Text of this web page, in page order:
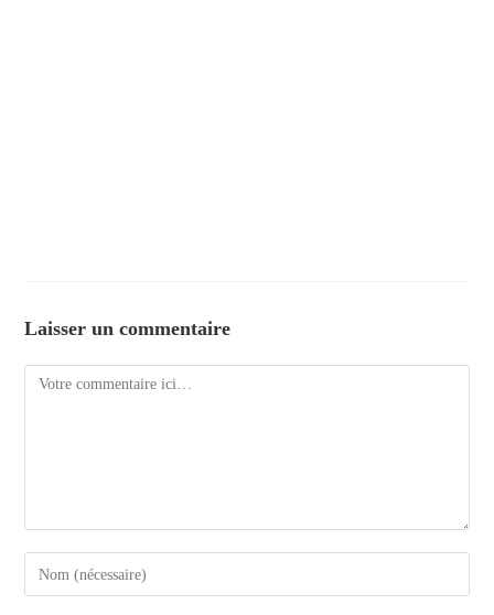
Laisser un commentaire